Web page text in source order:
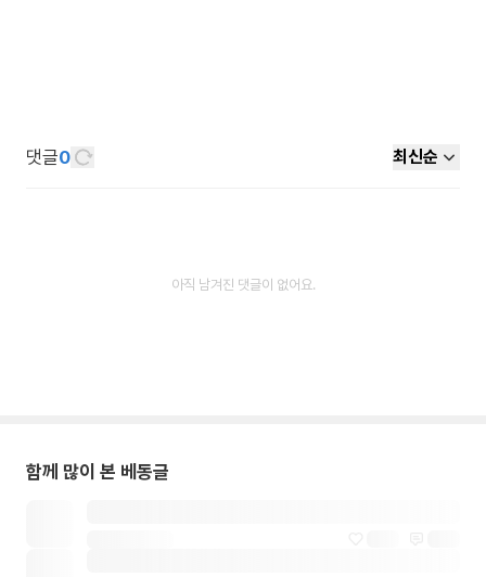
댓글0 최신순
아직 남겨진 댓글이 없어요.
함께 많이 본 베동글